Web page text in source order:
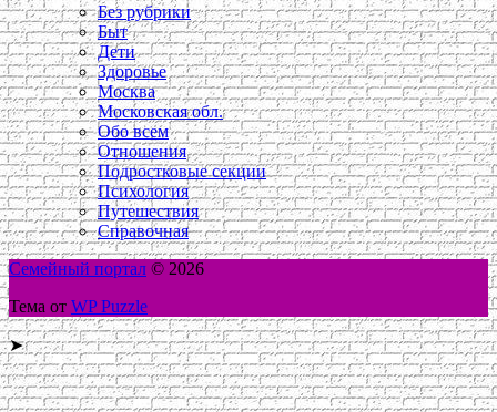
Без рубрики
Быт
Дети
Здоровье
Москва
Московская обл.
Обо всем
Отношения
Подростковые секции
Психология
Путешествия
Справочная
Семейный портал © 2026
Тема от WP Puzzle
➤